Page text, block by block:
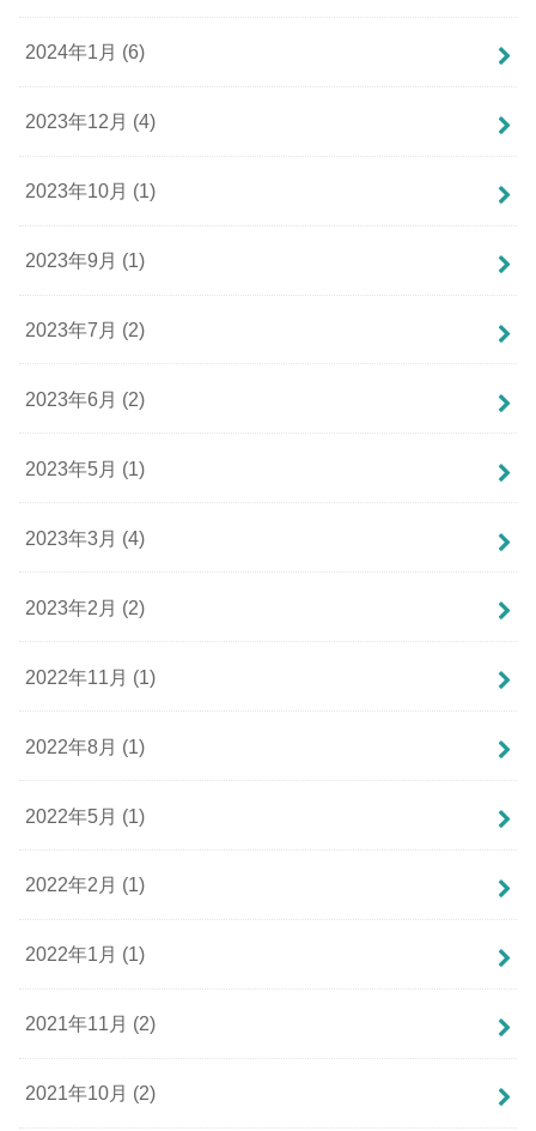
2024年1月 (6)
2023年12月 (4)
2023年10月 (1)
2023年9月 (1)
2023年7月 (2)
2023年6月 (2)
2023年5月 (1)
2023年3月 (4)
2023年2月 (2)
2022年11月 (1)
2022年8月 (1)
2022年5月 (1)
2022年2月 (1)
2022年1月 (1)
2021年11月 (2)
2021年10月 (2)